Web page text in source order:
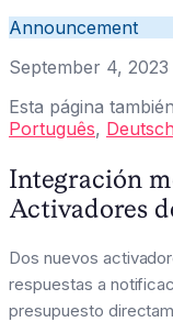
Announcement
September 4, 2023
Esta página
Português, Deutsch
Integración
Activadores
Dos nuevos
respuestas a
presupuesto